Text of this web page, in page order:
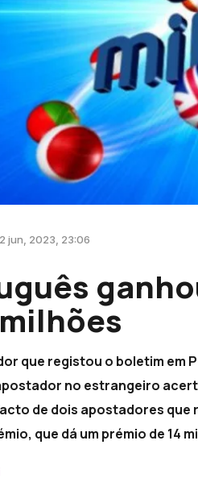
jun, 2023, 23:06
que registou o boletim em
no estrangeiro
de dois apostadores
que dá um prémio de 14